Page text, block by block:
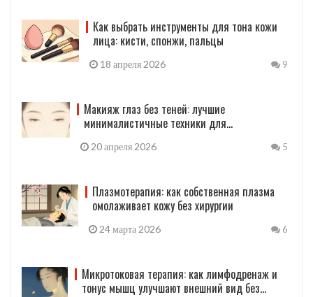
Как выбрать инструменты для тона кожи
лица: кисти, спонжи, пальцы
18 апреля 2026 9
Макияж глаз без теней: лучшие
минималистичные техники для
20 апреля 2026 5
Плазмотерапия: как собственная плазма
омолаживает кожу без хирургии
24 марта 2026 6
Микротоковая терапия: как лимфодренаж и
тонус мышц улучшают внешний вид без